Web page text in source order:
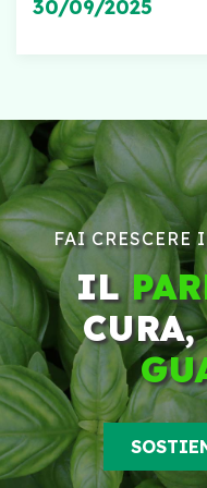
30/09/2025
FAI CRESCERE
IL
CURA,